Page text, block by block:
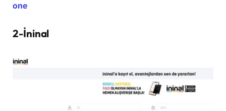
one
2-İninal